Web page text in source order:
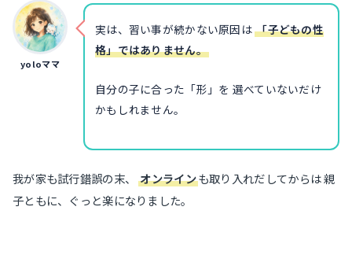
yoloママ
実は、習い事が続かない原因は「子どもの性
格」ではありません。
自分の子に合った「形」を 選べていないだけ
かもしれません。
我が家も試行錯誤の末、オンラインも取り入れだしてからは 親
子ともに、ぐっと楽になりました。